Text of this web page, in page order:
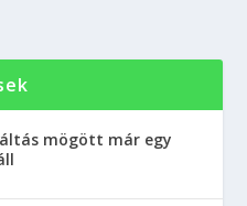
mögött már egy